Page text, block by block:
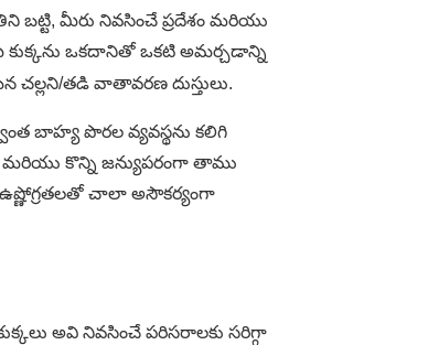
మీరు నివసించే ప్రదేశం మరియు
ఒకదానితో ఒకటి అమర్చడాన్ని
చల్లని/తడి వాతావరణ దుస్తులు.
బాహ్య పొరల వ్యవస్థను కలిగి
మరియు కొన్ని జన్యుపరంగా తాము
చాలా అసౌకర్యంగా
అవి నివసించే పరిసరాలకు సరిగ్గా